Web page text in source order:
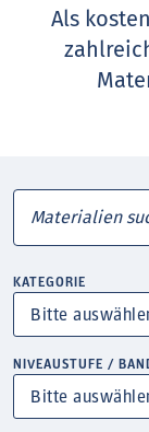
Als
KATEGORIE
NIVEAUSTUFE /